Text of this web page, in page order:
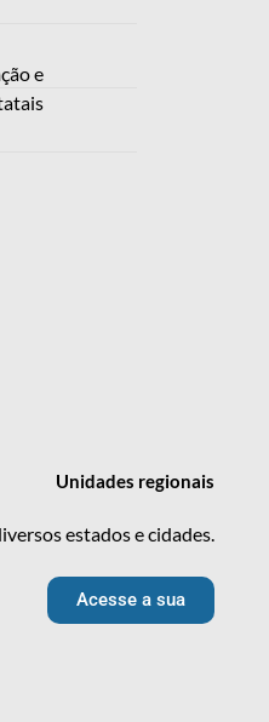
e
Unidades regionais
estados e cidades.
Acesse a sua